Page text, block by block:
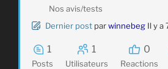
Nos avis/tests
Dernier post parwinnebeg Il y a
1
Posts
1
Utilisateurs
0
Reactions